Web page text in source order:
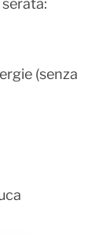
(senza